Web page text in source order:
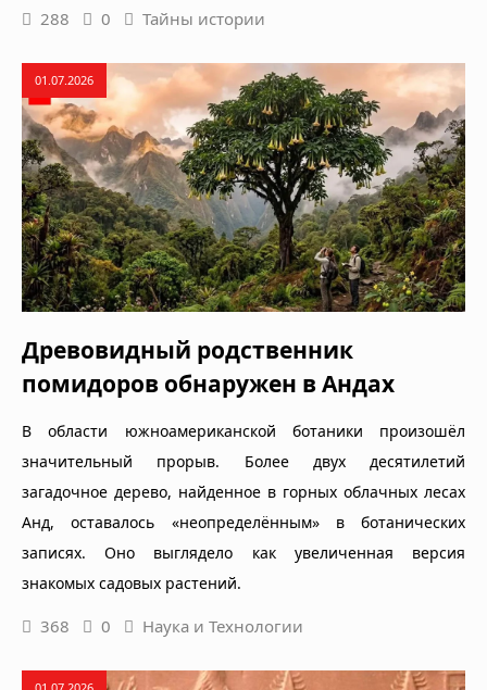
288 0 Тайны истории
01.07.2026
Древовидный родственник
помидоров обнаружен в Андах
В области южноамериканской ботаники произошёл
значительный прорыв. Более двух десятилетий
загадочное дерево, найденное в горных облачных лесах
Анд, оставалось «неопределённым» в ботанических
записях. Оно выглядело как увеличенная версия
знакомых садовых растений.
368 0 Наука и Технологии